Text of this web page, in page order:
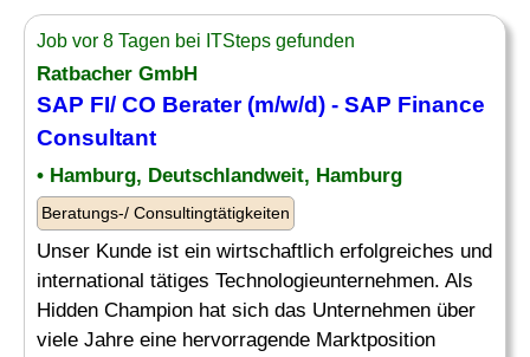
Job vor 8 Tagen bei ITSteps gefunden
Ratbacher GmbH
SAP FI/ CO Berater (m/w/d) - SAP Finance
Consultant
• Hamburg, Deutschlandweit, Hamburg
Beratungs-/ Consultingtätigkeiten
Unser Kunde ist ein wirtschaftlich erfolgreiches und
international tätiges Technologieunternehmen. Als
Hidden Champion hat sich das Unternehmen über
viele Jahre eine hervorragende Marktposition